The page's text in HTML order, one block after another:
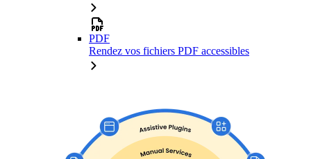
PDF
Rendez vos fichiers PDF accessibles